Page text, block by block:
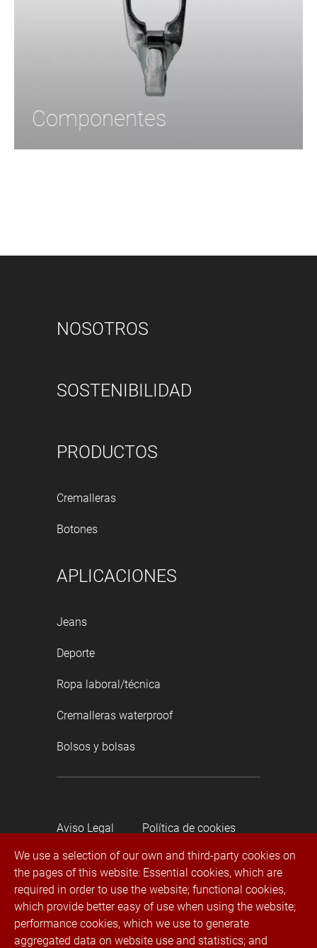
Componentes
NOSOTROS
SOSTENIBILIDAD
PRODUCTOS
Cremalleras
Botones
APLICACIONES
Jeans
Deporte
Ropa laboral/técnica
Cremalleras waterproof
Bolsos y bolsas
Aviso Legal Política de cookies
Política de privacidad
Canal de denuncias
We use a selection of our own and third-party cookies on
the pages of this website: Essential cookies, which are
required in order to use the website; functional cookies,
which provide better easy of use when using the website;
performance cookies, which we use to generate
aggregated data on website use and statistics; and